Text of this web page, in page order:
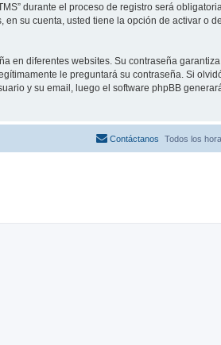
durante el proceso de registro será
su cuenta, usted tiene la opción de activar o
en diferentes websites. Su contraseña
le preguntará su contraseña. Si
y su email, luego el software phpBB
Todos los
Contáctanos